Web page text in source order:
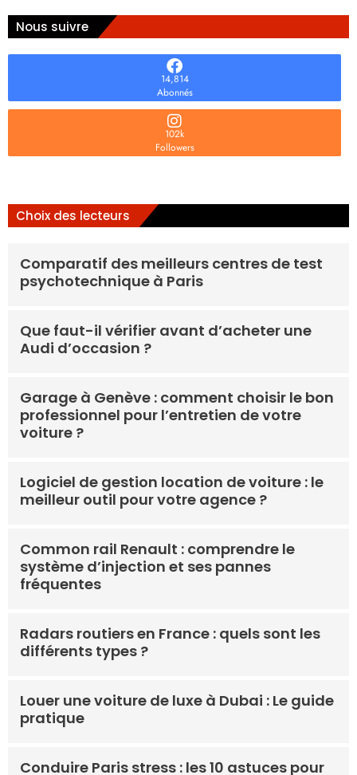
Nous suivre
14,814
Abonnés
102k
Followers
Choix des lecteurs
Comparatif des meilleurs centres de test
psychotechnique à Paris
Que faut-il vérifier avant d’acheter une
Audi d’occasion ?
Garage à Genève : comment choisir le bon
professionnel pour l’entretien de votre
voiture ?
Logiciel de gestion location de voiture : le
meilleur outil pour votre agence ?
Common rail Renault : comprendre le
système d’injection et ses pannes
fréquentes
Radars routiers en France : quels sont les
différents types ?
Louer une voiture de luxe à Dubai : Le guide
pratique
Conduire Paris stress : les 10 astuces pour